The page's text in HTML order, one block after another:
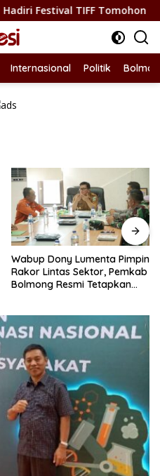
TIFF Tomohon
Internasional Politik
Wabup Dony Lumenta Pimpin
Rakor Lintas Sektor, Pemkab
Bolmong Resmi Tetapkan